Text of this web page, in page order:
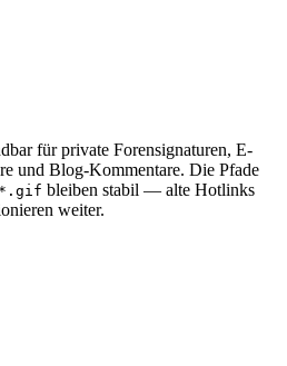
für private Forensignaturen, E-
und Blog-Kommentare. Die Pfade
*.gif bleiben stabil — alte Hotlinks
weiter.